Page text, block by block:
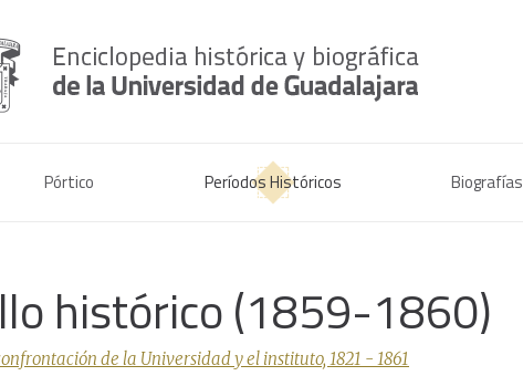
Pórtico Períodos Históricos Biografías
histórico (1859-1860)
de la Universidad y el instituto, 1821 - 1861